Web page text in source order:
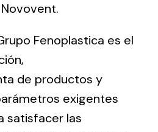
into the group
of ventilation products for
Fenoplastica es el
de productos y
exigentes
satisfacer las